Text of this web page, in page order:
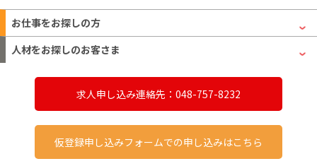
お仕事をお探しの方
人材をお探しのお客さま
求人申し込み連絡先：048-757-8232
仮登録申し込みフォームでの申し込みはこちら